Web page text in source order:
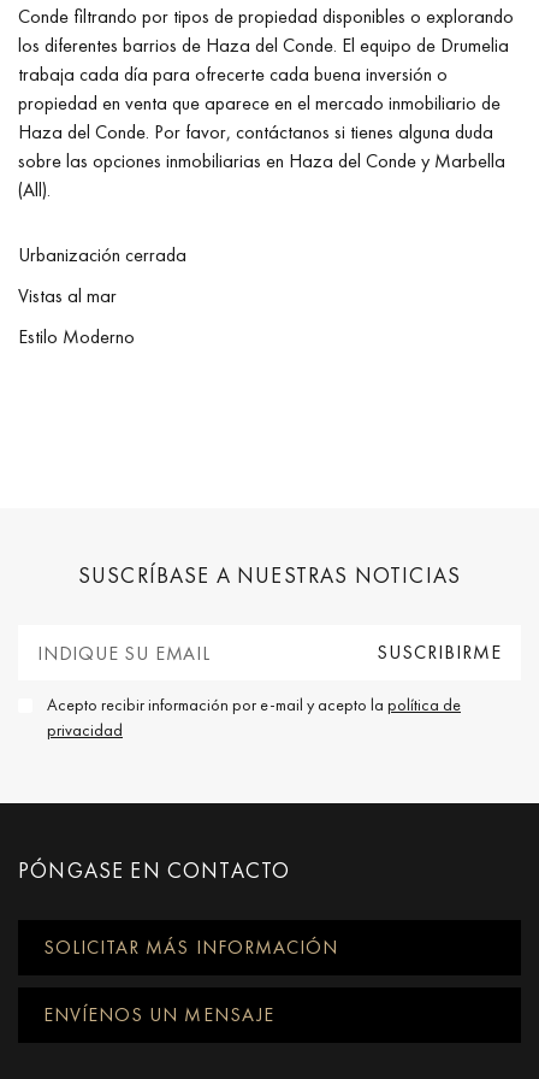
Conde filtrando por tipos de propiedad disponibles o explorando
los diferentes barrios de Haza del Conde. El equipo de Drumelia
trabaja cada día para ofrecerte cada buena inversión o
propiedad en venta que aparece en el mercado inmobiliario de
Haza del Conde. Por favor, contáctanos si tienes alguna duda
sobre las opciones inmobiliarias en Haza del Conde y Marbella
(All).
Urbanización cerrada
Vistas al mar
Estilo Moderno
SUSCRÍBASE A NUESTRAS NOTICIAS
Acepto recibir información por e-mail y acepto la política de
privacidad
PÓNGASE EN CONTACTO
SOLICITAR MÁS INFORMACIÓN
ENVÍENOS UN MENSAJE